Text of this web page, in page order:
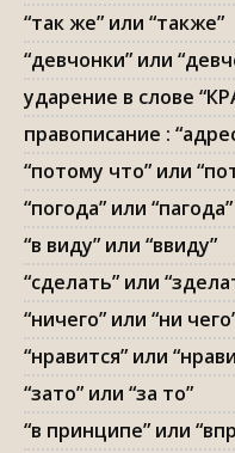
“так же” или “также”
“девчонки” или
ударение в слове
правописание :
“потому что” или
“погода” или “пагода”
“в виду” или “ввиду”
“сделать” или
“ничего” или “ни
“нравится” или
“зато” или “за то”
“в принципе” или